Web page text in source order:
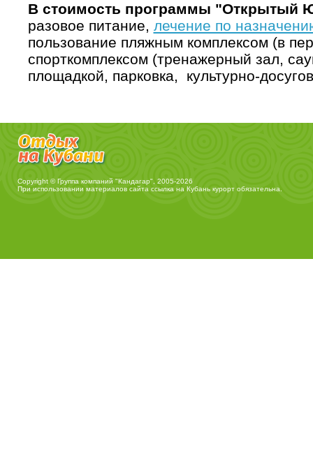
В стоимость программы "Открытый
разовое питание, лечение по
пользование пляжным комплексом (в
спорткомплексом (тренажерный зал,
площадкой, парковка, культурно-
Copyright © Группа компаний "Кандагар", 2005-2026
При использовании материалов сайта ссылка на Кубань курорт обязательна.